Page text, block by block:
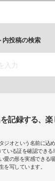
内投稿の検索
記録する、
ジオという名前に込め
いる証を確認できる
愛の形を実感できる場
を写しています。